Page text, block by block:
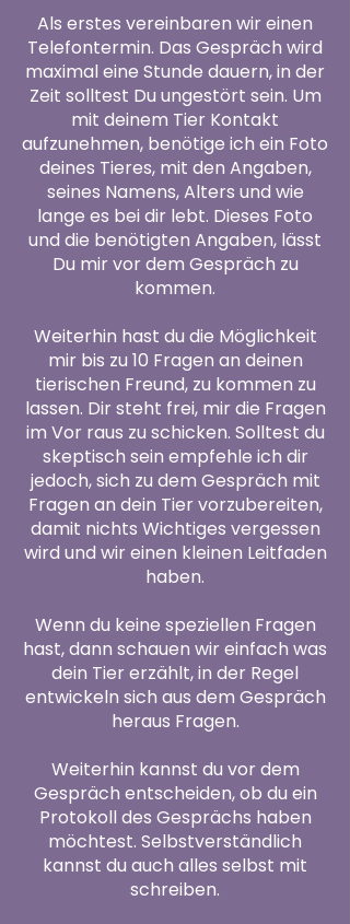
Als erstes vereinbaren wir einen
Telefontermin. Das Gespräch wird
maximal eine Stunde dauern, in der
Zeit solltest Du ungestört sein. Um
mit deinem Tier Kontakt
aufzunehmen, benötige ich ein Foto
deines Tieres, mit den Angaben,
seines Namens, Alters und wie
lange es bei dir lebt. Dieses Foto
und die benötigten Angaben, lässt
Du mir vor dem Gespräch zu
kommen.
Weiterhin hast du die Möglichkeit
mir bis zu 10 Fragen an deinen
tierischen Freund, zu kommen zu
lassen. Dir steht frei, mir die Fragen
im Vor raus zu schicken. Solltest du
skeptisch sein empfehle ich dir
jedoch, sich zu dem Gespräch mit
Fragen an dein Tier vorzubereiten,
damit nichts Wichtiges vergessen
wird und wir einen kleinen Leitfaden
haben.
Wenn du keine speziellen Fragen
hast, dann schauen wir einfach was
dein Tier erzählt, in der Regel
entwickeln sich aus dem Gespräch
heraus Fragen.
Weiterhin kannst du vor dem
Gespräch entscheiden, ob du ein
Protokoll des Gesprächs haben
möchtest. Selbstverständlich
kannst du auch alles selbst mit
schreiben.